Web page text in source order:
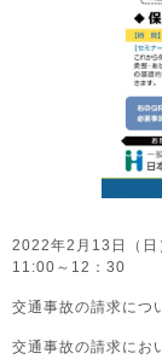
2022年2月13日（日
11:00～12：30
交通事故の請求につ
交通事故の請求にお